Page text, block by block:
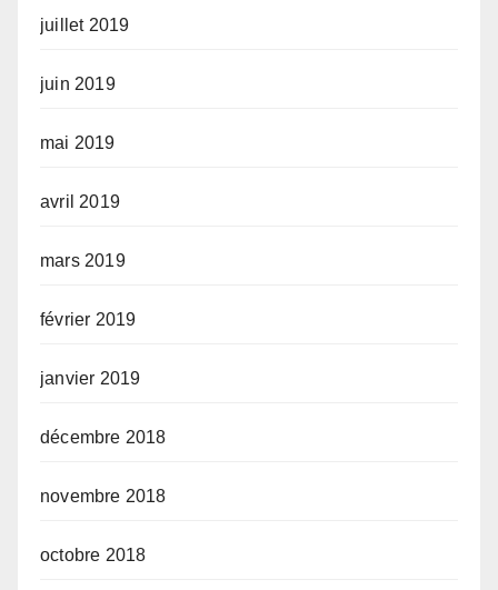
juillet 2019
juin 2019
mai 2019
avril 2019
mars 2019
février 2019
janvier 2019
décembre 2018
novembre 2018
octobre 2018